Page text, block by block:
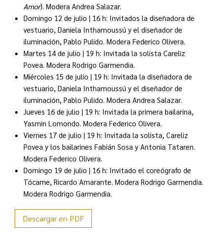
Amor). Modera Andrea Salazar.
Domingo 12 de julio | 16 h: Invitados la diseñadora de
vestuario, Daniela Inthamoussú y el diseñador de
iluminación, Pablo Pulido. Modera Federico Olivera.
Martes 14 de julio | 19 h: Invitada la solista Careliz
Povea. Modera Rodrigo Garmendia.
Miércoles 15 de julio | 19 h: Invitada la diseñadora de
vestuario, Daniela Inthamoussú y el diseñador de
iluminación, Pablo Pulido. Modera Andrea Salazar.
Jueves 16 de julio | 19 h: Invitada la primera bailarina,
Yasmin Lomondo. Modera Federico Olivera.
Viernes 17 de julio | 19 h: Invitada la solista, Careliz
Povea y los bailarines Fabián Sosa y Antonia Tataren.
Modera Federico Olivera.
Domingo 19 de julio | 16 h: Invitado el coreógrafo de
Tócame, Ricardo Amarante. Modera Rodrigo Garmendia.
Modera Rodrigo Garmendia.
Descargar en PDF